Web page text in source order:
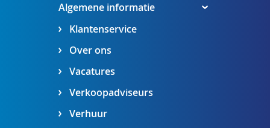
Algemene informatie
Klantenservice
Over ons
Vacatures
Verkoopadviseurs
Verhuur